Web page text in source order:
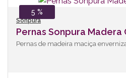
5 %
Sonpura
Pernas Sonpura Madera
Pernas de madeira maciça